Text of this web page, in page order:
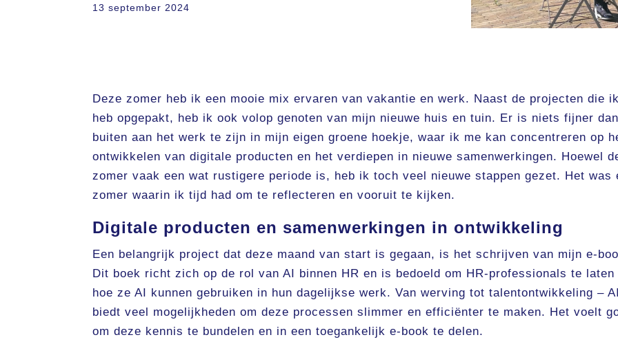
13 september 2024
Deze zomer heb ik een mooie mix ervaren van vakantie en werk. Naast de projecten die ik
heb opgepakt, heb ik ook volop genoten van mijn nieuwe huis en tuin. Er is niets fijner dan
buiten aan het werk te zijn in mijn eigen groene hoekje, waar ik me kan concentreren op
ontwikkelen van digitale producten en het verdiepen in nieuwe samenwerkingen. Hoewel
zomer vaak een wat rustigere periode is, heb ik toch veel nieuwe stappen gezet. Het was
zomer waarin ik tijd had om te reflecteren en vooruit te kijken.
Digitale producten en samenwerkingen in ontwikkeling
Een belangrijk project dat deze maand van start is gegaan, is het schrijven van mijn e-
Dit boek richt zich op de rol van AI binnen HR en is bedoeld om HR-professionals te laten
hoe ze AI kunnen gebruiken in hun dagelijkse werk. Van werving tot talentontwikkeling – AI
biedt veel mogelijkheden om deze processen slimmer en efficiënter te maken. Het voelt
om deze kennis te bundelen en in een toegankelijk e-book te delen.